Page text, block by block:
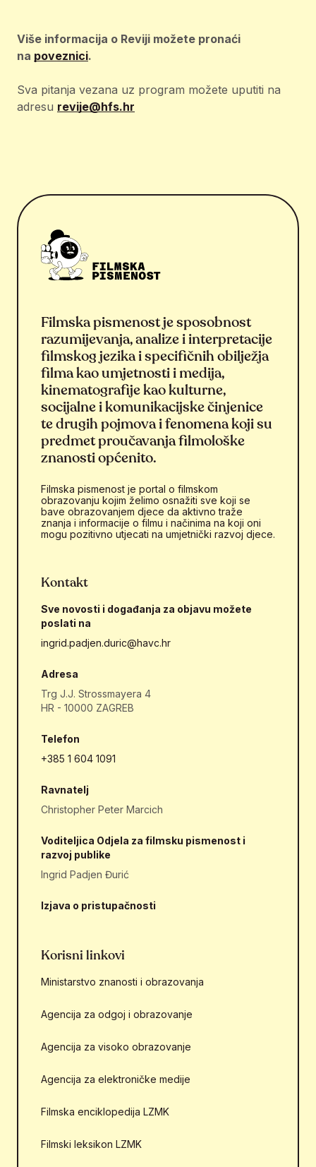
Više informacija o Reviji možete pronaći
na poveznici.
Sva pitanja vezana uz program možete uputiti na
adresu revije@hfs.hr
Filmska pismenost je sposobnost
razumijevanja, analize i interpretacije
filmskog jezika i specifičnih obilježja
filma kao umjetnosti i medija,
kinematografije kao kulturne,
socijalne i komunikacijske činjenice
te drugih pojmova i fenomena koji su
predmet proučavanja filmološke
znanosti općenito.
Filmska pismenost je portal o filmskom
obrazovanju kojim želimo osnažiti sve koji se
bave obrazovanjem djece da aktivno traže
znanja i informacije o filmu i načinima na koji oni
mogu pozitivno utjecati na umjetnički razvoj djece.
Kontakt
Sve novosti i događanja za objavu možete
poslati na
ingrid.padjen.duric@havc.hr
Adresa
Trg J.J. Strossmayera 4
HR - 10000 ZAGREB
Telefon
+385 1 604 1091
Ravnatelj
Christopher Peter Marcich
Voditeljica Odjela za filmsku pismenost i
razvoj publike
Ingrid Padjen Đurić
Izjava o pristupačnosti
Korisni linkovi
Ministarstvo znanosti i obrazovanja
Agencija za odgoj i obrazovanje
Agencija za visoko obrazovanje
Agencija za elektroničke medije
Filmska enciklopedija LZMK
Filmski leksikon LZMK